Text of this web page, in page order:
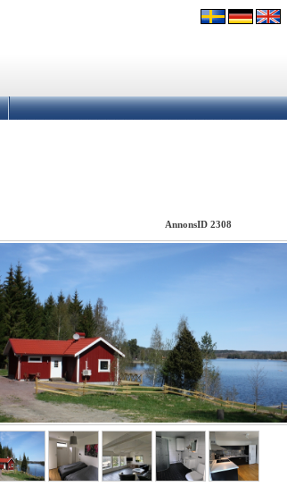
AnnonsID 2308